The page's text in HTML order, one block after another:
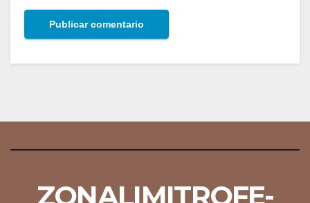
ZONALIMITROFE-